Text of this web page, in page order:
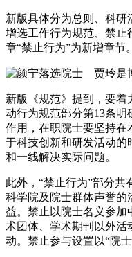
新版具体分为总则、科研
增选工作行为规范、禁止
章“禁止行为”为新增章节。
新版《规范》提到，要
动行为规范部分第13条
作用，在职院士要坚持在
于科技创新和研发活动的
和一线解决实际问题。
此外，“禁止行为”部分共
科学院及院士群体声誉的
益。禁止以院士名义参加
术团体、学术期刊以外活
动。禁止参与设置以“院